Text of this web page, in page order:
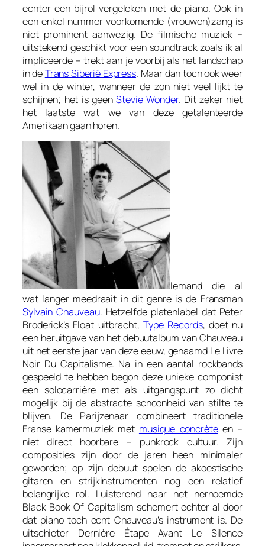
echter een bijrol vergeleken met de piano. Ook in
een enkel nummer voorkomende (vrouwen)zang is
niet prominent aanwezig. De filmische muziek –
uitstekend geschikt voor een soundtrack zoals ik al
impliceerde – trekt aan je voorbij als het landschap
in deTrans Siberië Express. Maar dan toch ook weer
wel in de winter, wanneer de zon niet veel lijkt te
schijnen; het is geenStevie Wonder. Dit zeker niet
het laatste wat we van deze getalenteerde
Amerikaan gaan horen.
Iemand die al
wat langer meedraait in dit genre is de Fransman
Sylvain Chauveau. Hetzelfde platenlabel dat Peter
Broderick’s Floatuitbracht,Type Records, doet nu
een heruitgave van het debuutalbum van Chauveau
uit het eerste jaar van deze eeuw, genaamd Le Livre
Noir Du Capitalisme. Na in een aantal rockbands
gespeeld te hebben begon deze unieke componist
een solocarrière met als uitgangspunt zo dicht
mogelijk bij de abstracte schoonheid van stilte te
blijven. De Parijzenaar combineert traditionele
Franse kamermuziek met musique concrèteen –
niet direct hoorbare – punkrock cultuur. Zijn
composities zijn door de jaren heen minimaler
geworden; op zijn debuut spelen de akoestische
gitaren en strijkinstrumenten nog een relatief
belangrijke rol. Luisterend naar het hernoemde
Black Book Of Capitalism schemert echter al door
dat piano toch echt Chauveau’s instrument is. De
uitschieter Dernière Étape Avant Le Silence